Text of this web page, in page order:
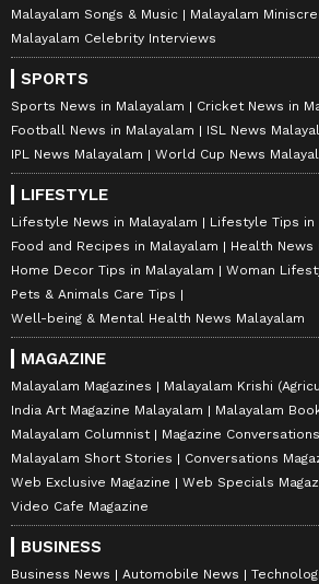
Malayalam Songs & Music
Malayalam
Malayalam Celebrity Interviews
SPORTS
Sports News in Malayalam
Cricket News in
Football News in Malayalam
ISL News
IPL News Malayalam
World Cup News
LIFESTYLE
Lifestyle News in Malayalam
Lifestyle Tips in
Food and Recipes in Malayalam
Health News
Home Decor Tips in Malayalam
Woman
Pets & Animals Care Tips
Well-being & Mental Health News Malayalam
MAGAZINE
Malayalam Magazines
Malayalam Krishi
India Art Magazine Malayalam
Malayalam
Malayalam Columnist
Magazine Conversations
Malayalam Short Stories
Conversations
Web Exclusive Magazine
Web Specials
Video Cafe Magazine
BUSINESS
Business News Automobile News